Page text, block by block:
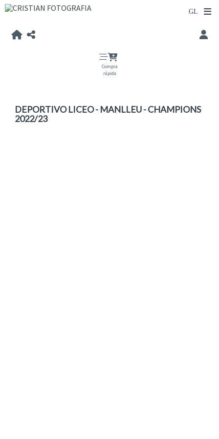
Compra
rápida
DEPORTIVO LICEO - MANLLEU - CHAMPIONS
2022/23